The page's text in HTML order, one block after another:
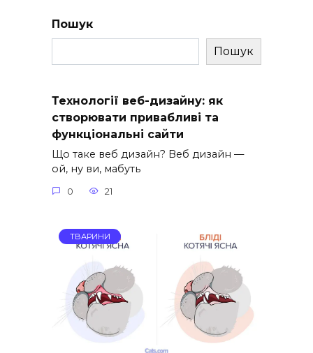
Пошук
Пошук
Технології веб-дизайну: як
створювати привабливі та
функціональні сайти
Що таке веб дизайн? Веб дизайн —
ой, ну ви, мабуть
0 21
ТВАРИНИ